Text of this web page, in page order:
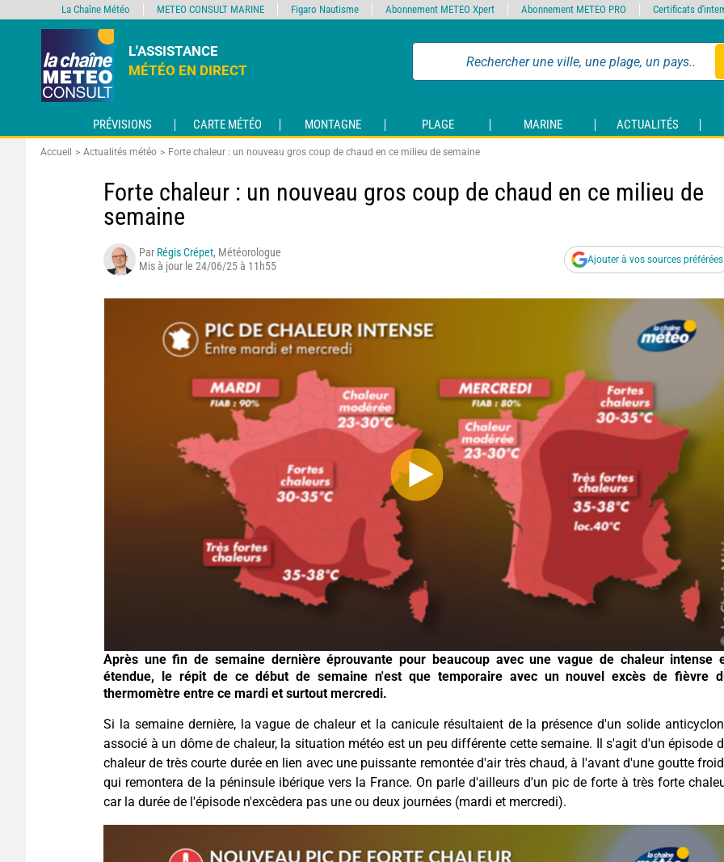
L'ASSISTANCE
MÉTÉO EN DIRECT
PRÉVISIONS CARTE MÉTÉO MONTAGNE PLAGE MARINE ACTUALITÉS
Accueil Actualités météo Forte chaleur : un nouveau gros coup de chaud en ce milieu de semaine
Forte chaleur : un nouveau gros coup de chaud en ce milieu de
semaine
Par Régis Crépet, Météorologue
Mis à jour le 24/06/25 à 11h55
Ajouter à vos sources préférées
Après une fin de semaine dernière éprouvante pour beaucoup avec une vague de chaleur intense
étendue, le répit de ce début de semaine n'est que temporaire avec un nouvel excès de fièvre
thermomètre entre ce mardi et surtout mercredi.
Si la semaine dernière, la vague de chaleur et la canicule résultaient de la présence d'un solide
associé à un dôme de chaleur, la situation météo est un peu différente cette semaine. Il s'agit d'un épisode
chaleur de très courte durée en lien avec une puissante remontée d'air très chaud, à l'avant d'une goutte
qui remontera de la péninsule ibérique vers la France. On parle d'ailleurs d'un pic de forte à très forte
car la durée de l'épisode n'excèdera pas une ou deux journées (mardi et mercredi).
La Chaîne Météo METEO CONSULT MARINE Figaro Nautisme Abonnement METEO Xpert Abonnement METEO PRO Certificats